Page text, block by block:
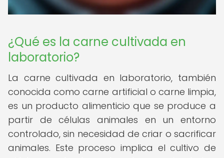
¿Qué es la carne cultivada en
laboratorio?
La carne cultivada en laboratorio, también
conocida como carne artificial o carne limpia,
es un producto alimenticio que se produce a
partir de células animales en un entorno
controlado, sin necesidad de criar o sacrificar
animales. Este proceso implica el cultivo de